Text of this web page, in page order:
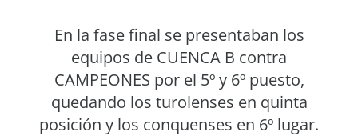
En la fase final se presentaban los
equipos de CUENCA B contra
CAMPEONES por el 5º y 6º puesto,
quedando los turolenses en quinta
posición y los conquenses en 6º lugar.